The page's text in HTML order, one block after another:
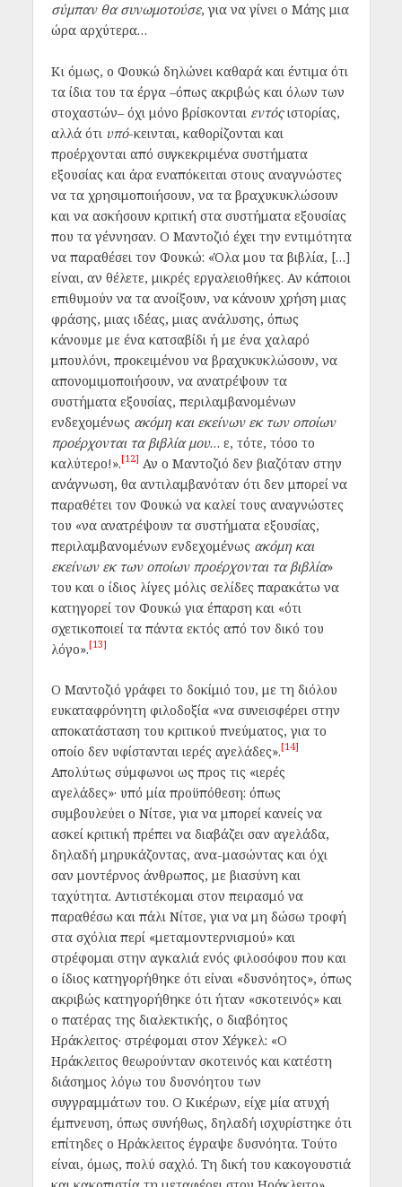
σύμπαν θα συνωμοτούσε, για να γίνει ο Μάης μια
ώρα αρχύτερα…
Κι όμως, ο Φουκώ δηλώνει καθαρά και έντιμα ότι
τα ίδια του τα έργα –όπως ακριβώς και όλων των
στοχαστών– όχι μόνο βρίσκονται εντόςιστορίας,
αλλά ότι υπό-κεινται, καθορίζονται και
προέρχονται από συγκεκριμένα συστήματα
εξουσίας και άρα εναπόκειται στους αναγνώστες
να τα χρησιμοποιήσουν, να τα βραχυκυκλώσουν
και να ασκήσουν κριτική στα συστήματα εξουσίας
που τα γέννησαν. Ο Μαντοζιό έχει την εντιμότητα
να παραθέσει τον Φουκώ: «Όλα μου τα βιβλία, […]
είναι, αν θέλετε, μικρές εργαλειοθήκες. Αν κάποιοι
επιθυμούν να τα ανοίξουν, να κάνουν χρήση μιας
φράσης, μιας ιδέας, μιας ανάλυσης, όπως
κάνουμε με ένα κατσαβίδι ή με ένα χαλαρό
μπουλόνι, προκειμένου να βραχυκυκλώσουν, να
απονομιμοποιήσουν, να ανατρέψουν τα
συστήματα εξουσίας, περιλαμβανομένων
ενδεχομένως ακόμη και εκείνων εκ των οποίων
προέρχονται τα βιβλία μου… ε, τότε, τόσο το
καλύτερο!».[12] Αν ο Μαντοζιό δεν βιαζόταν στην
ανάγνωση, θα αντιλαμβανόταν ότι δεν μπορεί να
παραθέτει τον Φουκώ να καλεί τους αναγνώστες
του «να ανατρέψουν τα συστήματα εξουσίας,
περιλαμβανομένων ενδεχομένωςακόμη και
εκείνων εκ των οποίων προέρχονται τα βιβλία»
του και ο ίδιος λίγες μόλις σελίδες παρακάτω να
κατηγορεί τον Φουκώ για έπαρση και «ότι
σχετικοποιεί τα πάντα εκτός από τον δικό του
λόγο».[13]
Ο Μαντοζιό γράφει το δοκίμιό του, με τη διόλου
ευκαταφρόνητη φιλοδοξία «να συνεισφέρει στην
αποκατάσταση του κριτικού πνεύματος, για το
οποίο δεν υφίστανται ιερές αγελάδες».[14]
Απολύτως σύμφωνοι ως προς τις «ιερές
αγελάδες»· υπό μία προϋπόθεση: όπως
συμβουλεύει ο Νίτσε, για να μπορεί κανείς να
ασκεί κριτική πρέπει να διαβάζει σαν αγελάδα,
δηλαδή μηρυκάζοντας, ανα-μασώντας και όχι
σαν μοντέρνος άνθρωπος, με βιασύνη και
ταχύτητα. Αντιστέκομαι στον πειρασμό να
παραθέσω και πάλι Νίτσε, για να μη δώσω τροφή
στα σχόλια περί «μεταμοντερνισμού» και
στρέφομαι στην αγκαλιά ενός φιλοσόφου που και
ο ίδιος κατηγορήθηκε ότι είναι «δυσνόητος», όπως
ακριβώς κατηγορήθηκε ότι ήταν «σκοτεινός» και
ο πατέρας της διαλεκτικής, ο διαβόητος
Ηράκλειτος· στρέφομαι στον Χέγκελ: «Ο
Ηράκλειτος θεωρούνταν σκοτεινός και κατέστη
διάσημος λόγω του δυσνόητου των
συγγραμμάτων του. Ο Κικέρων, είχε μία ατυχή
έμπνευση, όπως συνήθως, δηλαδή ισχυρίστηκε ότι
επίτηδες ο Ηράκλειτος έγραψε δυσνόητα. Τούτο
είναι, όμως, πολύ σαχλό. Τη δική του κακογουστιά